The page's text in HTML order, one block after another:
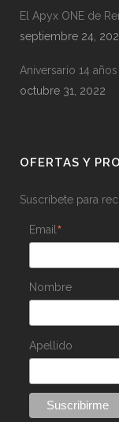
El Apyx ONE de
septiembre 24,
Aniversario 14
octubre 31, 2022
OFERTAS Y
Suscríbete para
Email *
Nombre
Apellido